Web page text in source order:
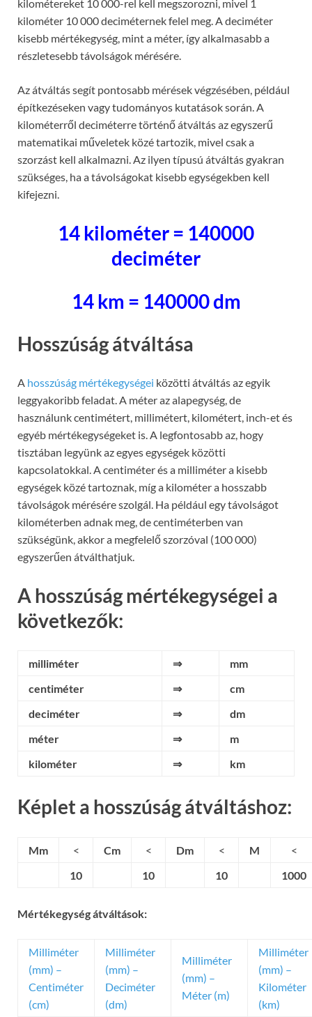
kilométereket 10 000-rel kell megszorozni, mivel 1
kilométer 10 000 deciméternek felel meg. A deciméter
kisebb mértékegység, mint a méter, így alkalmasabb a
részletesebb távolságok mérésére.
Az átváltás segít pontosabb mérések végzésében, például
építkezéseken vagy tudományos kutatások során. A
kilométerről deciméterre történő átváltás az egyszerű
matematikai műveletek közé tartozik, mivel csak a
szorzást kell alkalmazni. Az ilyen típusú átváltás gyakran
szükséges, ha a távolságokat kisebb egységekben kell
kifejezni.
14 kilométer = 140000
deciméter
14 km = 140000 dm
Hosszúság átváltása
A hosszúság mértékegységei közötti átváltás az egyik
leggyakoribb feladat. A méter az alapegység, de
használunk centimétert, millimétert, kilométert, inch-et és
egyéb mértékegységeket is. A legfontosabb az, hogy
tisztában legyünk az egyes egységek közötti
kapcsolatokkal. A centiméter és a milliméter a kisebb
egységek közé tartoznak, míg a kilométer a hosszabb
távolságok mérésére szolgál. Ha például egy távolságot
kilométerben adnak meg, de centiméterben van
szükségünk, akkor a megfelelő szorzóval (100 000)
egyszerűen átválthatjuk.
A hosszúság mértékegységei a
következők:
milliméter ⇒
mm
centiméter
⇒
cm
deciméter
⇒
dm
méter
⇒
m
kilométer
⇒ km
Képlet a hosszúság átváltáshoz:
Mm < Cm < Dm < M
<
10
10 10 1000
Mértékegység átváltások:
Milliméter
(mm) –
Centiméter
(cm)
Milliméter
(mm) –
Deciméter
(dm)
Milliméter
(mm) –
Méter (m)
Milliméter
(mm) –
Kilométer
(km)